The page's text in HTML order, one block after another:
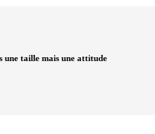
une taille mais une attitude